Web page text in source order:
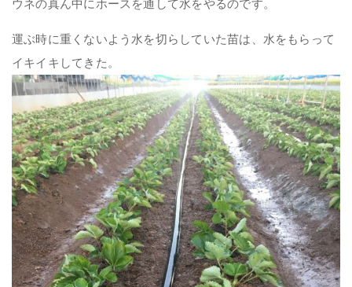
ウネの真ん中にホースを通して水をやるのです。
運ぶ時に重くないよう水を切らしていた苗は、水をもらって
イキイキしてきた。